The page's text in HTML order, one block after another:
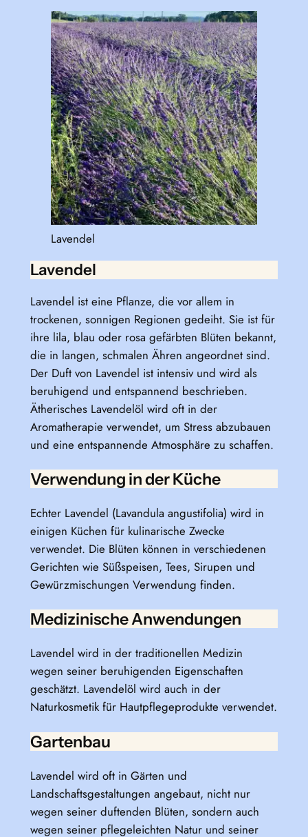
Lavendel
Lavendel
Lavendel ist eine Pflanze, die vor allem in
trockenen, sonnigen Regionen gedeiht. Sie ist für
ihre lila, blau oder rosa gefärbten Blüten bekannt,
die in langen, schmalen Ähren angeordnet sind.
Der Duft von Lavendel ist intensiv und wird als
beruhigend und entspannend beschrieben.
Ätherisches Lavendelöl wird oft in der
Aromatherapie verwendet, um Stress abzubauen
und eine entspannende Atmosphäre zu schaffen.
Verwendung in der Küche
Echter Lavendel (Lavandula angustifolia) wird in
einigen Küchen für kulinarische Zwecke
verwendet. Die Blüten können in verschiedenen
Gerichten wie Süßspeisen, Tees, Sirupen und
Gewürzmischungen Verwendung finden.
Medizinische Anwendungen
Lavendel wird in der traditionellen Medizin
wegen seiner beruhigenden Eigenschaften
geschätzt. Lavendelöl wird auch in der
Naturkosmetik für Hautpflegeprodukte verwendet.
Gartenbau
Lavendel wird oft in Gärten und
Landschaftsgestaltungen angebaut, nicht nur
wegen seiner duftenden Blüten, sondern auch
wegen seiner pflegeleichten Natur und seiner